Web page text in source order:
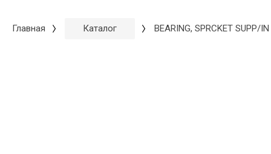
Главная Каталог BEARING, SPRCKET SUPP/